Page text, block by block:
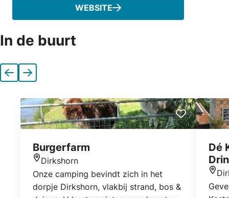
WEBSITE
In de buurt
VorigeVolgende
Burgerfarm
Dirkshorn
Onze camping bevindt zich in het
dorpje Dirkshorn, vlakbij strand, bos &
Dé